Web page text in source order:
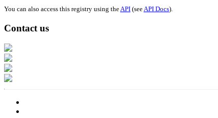
You can also access this registry using theAPI (seeAPI Docs).
Contact us